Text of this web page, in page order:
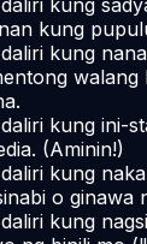
kung
kung
kung ini-
(Aminin!)
kung
o ginawa
kung